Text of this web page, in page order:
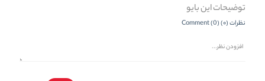
توضیحات این بایو
نظرات(
0
)
Comment(0)